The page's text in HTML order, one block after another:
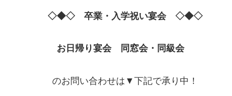
◇◆◇ 卒業・入学祝い宴会 ◇◆◇
お日帰り宴会 同窓会・同級会
のお問い合わせは▼下記で承り中！